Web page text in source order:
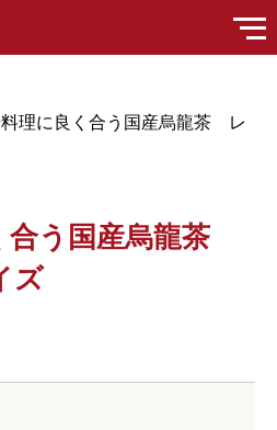
料理に良く合う国産烏龍茶 レ
合う国産烏龍茶
ズ